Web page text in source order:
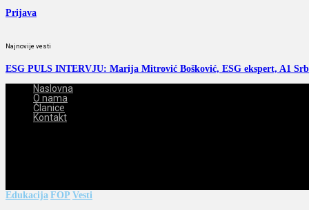
Prijava
Najnovije vesti
ESG PULS INTERVJU: Marija Mitrović Bošković, ESG ekspert, A1
Naslovna
O nama
Članice
Kontakt
Edukacija FOP Vesti